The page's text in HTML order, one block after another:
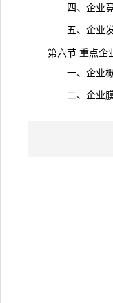
四、企业竞
五、企业发
第六节 重点企业
一、企业概
二、企业